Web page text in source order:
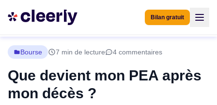
Bilan gratuit
Bourse 7 min de lecture 4 commentaires
Que devient mon PEA après
mon décès ?